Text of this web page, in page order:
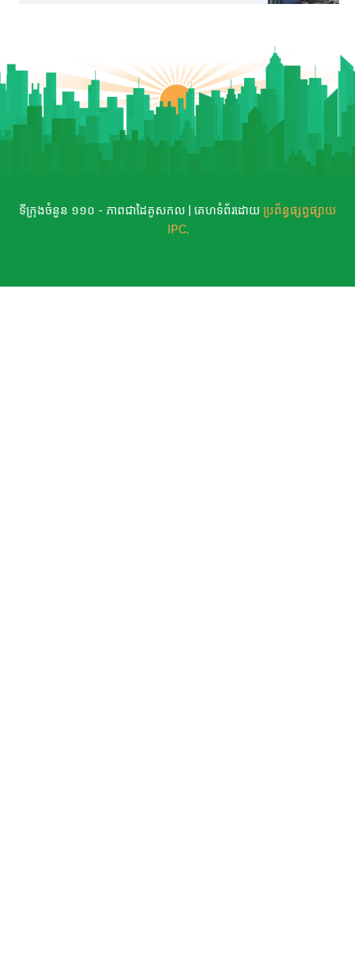
ទីក្រុងចំនួន ១១០ - ភាពជាដៃគូសកល | គេហទំព័រដោយ ប្រព័ន្ធផ្សព្វផ្សាយ
IPC.